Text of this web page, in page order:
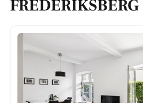
FREDERIKSBERG